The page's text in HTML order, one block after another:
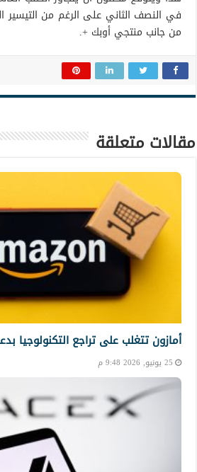
في النصف الثاني على الرغم من
من جانب منتجي أوبك +.
مقالات متعلقة
أمازون تتغلب على تراجع التكنولوجيا
25 يونيو, 2026 9:48 م